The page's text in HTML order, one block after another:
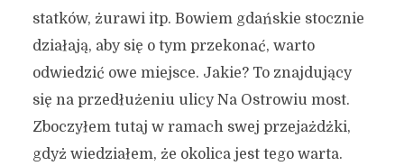
statków, żurawi itp. Bowiem gdańskie stocznie
działają, aby się o tym przekonać, warto
odwiedzić owe miejsce. Jakie? To znajdujący
się na przedłużeniu ulicy Na Ostrowiu most.
Zboczyłem tutaj w ramach swej przejażdżki,
gdyż wiedziałem, że okolica jest tego warta.